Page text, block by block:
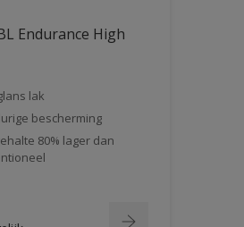
Endurance High
lak
bescherming
80% lager dan